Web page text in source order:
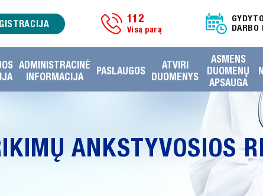
112
Visą parą
DARBO
ADMINISTRACINĖ
INFORMACIJA
PASLAUGOS
ATVIRI
DUOMENYS
ASMENS
DUOMENŲ
APSAUGA
ANKSTYVOSIOS